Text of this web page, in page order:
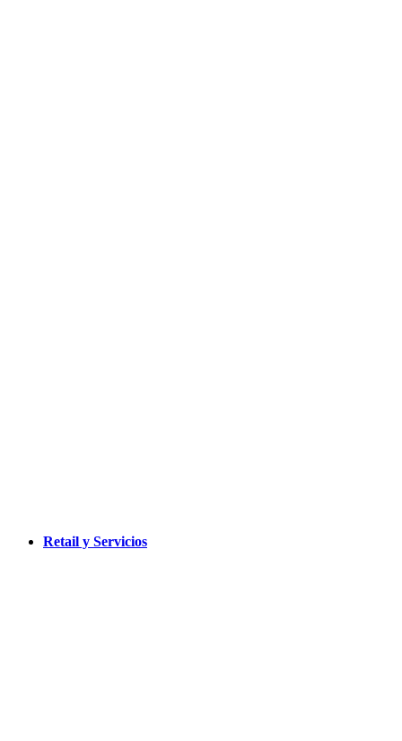
Retail y Servicios